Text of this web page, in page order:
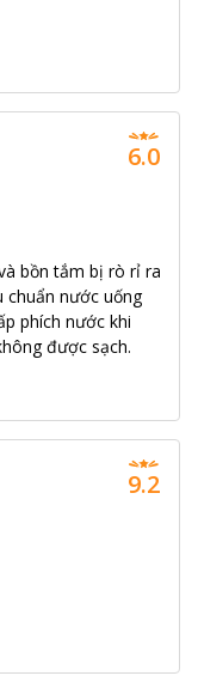
bồn tắm bị rò rỉ ra
chuẩn nước uống
phích nước khi
được sạch.
6.0
9.2